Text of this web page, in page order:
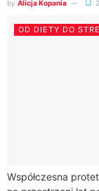
by Alicja Kopania
OD DIETY DO
Współczesna